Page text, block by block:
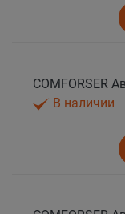
В наличии